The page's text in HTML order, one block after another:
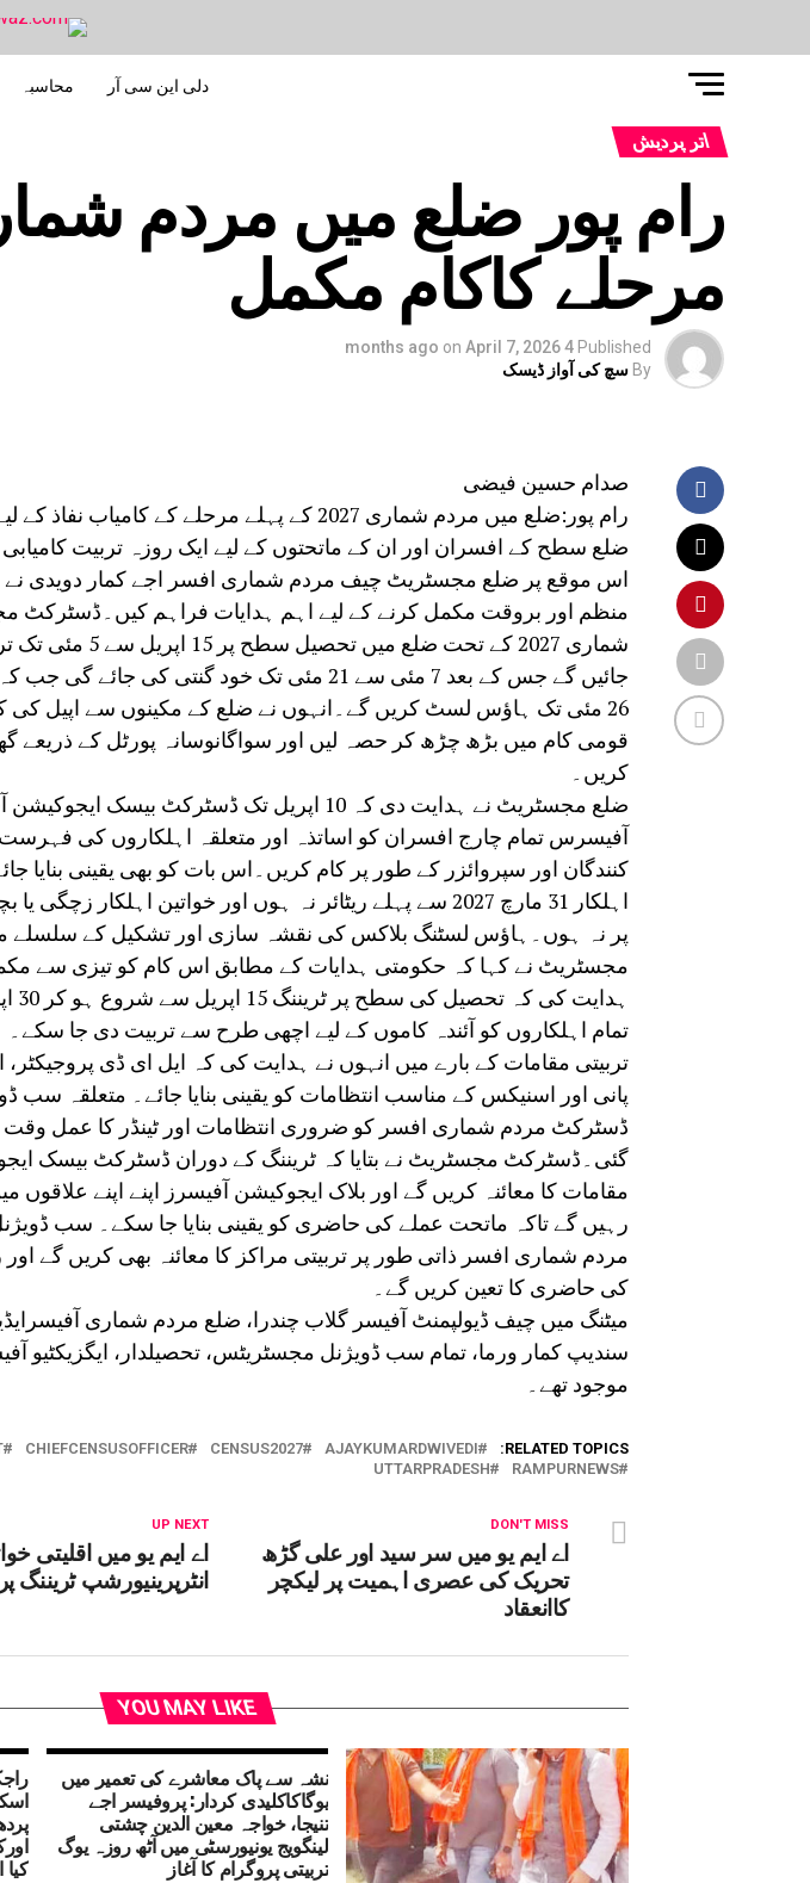
دلی این سی آر محاسبہ
اتر پردیش
رام پور ضلع میں مردم
مرحلے کاکام مکمل
Published
4 months ago
on April 7, 2026
By سچ کی آواز ڈیسک
صدام حسین فیضی
رام پور:ضلع میں مردم شماری 2027 کے پہلے مرحلے کے
ضلع سطح کے افسران اور ان کے ماتحتوں کے لیے ایک روزہ تربیت کامیابی
اس موقع پر ضلع مجسٹریٹ چیف مردم شماری افسر اجے کمار دویدی
منظم اور بروقت مکمل کرنے کے لیے اہم ہدایات فراہم کیں۔ڈسٹرکٹ
شماری 2027 کے تحت ضلع
26 مئی تک ہاؤس لسٹ کریں گے۔انہوں نے ضلع کے مکینوں سے اپیل
قومی کام میں بڑھ چڑھ کر حصہ لیں اور سواگانوسانہ پورٹل کے ذریعے
کریں۔
ضلع مجسٹریٹ نے ہدایت دی کہ 10 اپریل تک ڈسٹرکٹ
آفیسرس تمام چارج افسران کو اساتذہ اور متعلقہ اہلکاروں کی
کنندگان اور سپروائزر کے طور پر کام کریں۔اس بات کو بھی یقینی
اہلکار 31 مارچ 2027 سے پہلے ریٹائر نہ ہوں اور خواتین اہلکار
پر نہ ہوں۔ہاؤس لسٹنگ بلاکس کی نقشہ سازی اور تشکیل کے سلسلے
مجسٹریٹ نے کہا کہ حکومتی ہدایات کے مطابق اس کام کو تیزی سے
تمام اہلکاروں کو آئندہ کاموں کے لیے اچھی طرح سے تربیت دی جا سکے۔
تربیتی مقامات کے بارے میں انہوں نے ہدایت کی کہ ایل ای ڈی پروجیکٹر،
پانی اور اسنیکس کے مناسب انتظامات کو یقینی بنایا جائے۔ متعلقہ
ڈسٹرکٹ مردم شماری افسر کو ضروری انتظامات اور ٹینڈر کا عمل
گئی۔ڈسٹرکٹ مجسٹریٹ نے بتایا کہ ٹریننگ کے دوران ڈسٹرکٹ بیسک
مقامات کا معائنہ کریں گے اور بلاک ایجوکیشن آفیسرز اپنے اپنے علاقوں
رہیں گے تاکہ ماتحت عملے کی حاضری کو یقینی بنایا جا سکے۔ سب
مردم شماری افسر ذاتی طور پر تربیتی مراکز کا معائنہ بھی کریں گے اور
کی حاضری کا تعین کریں گے۔
میٹنگ میں چیف ڈیولپمنٹ آفیسر گلاب چندرا، ضلع مردم شماری
سندیپ کمار ورما، تمام سب ڈویژنل مجسٹریٹس، تحصیلدار، ایگزیکٹیو
موجود تھے۔
RELATED TOPICS:
AJAYKUMARDWIVEDI
CENSUS2027
CHIEFCENSUSOFFICER
RAMPURNEWS
UTTARPRADESH
UP NEXT
اے ایم یو میں اقلیتی
انٹرپرینیورشپ ٹریننگ
DON'T MISS
اے ایم یو میں سر سید اور علی گڑھ
تحریک کی عصری اہمیت پر لیکچر
کاانعقاد
YOU MAY LIKE
نشہ سے پاک معاشرے کی تعمیر میں
یوگاکاکلیدی کردار: پروفیسر اجے
تنیجا، خواجہ معین الدین چشتی
لینگویج یونیورسٹی میں آٹھ روزہ یوگ
تربیتی پروگرام کا آغاز